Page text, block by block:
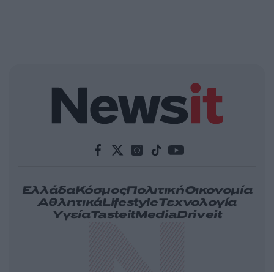
ΕλλάδαΚόσμοςΠολιτικήΟικονομία
ΑθλητικάLifestyleΤεχνολογία
ΥγείαTasteitMediaDriveit